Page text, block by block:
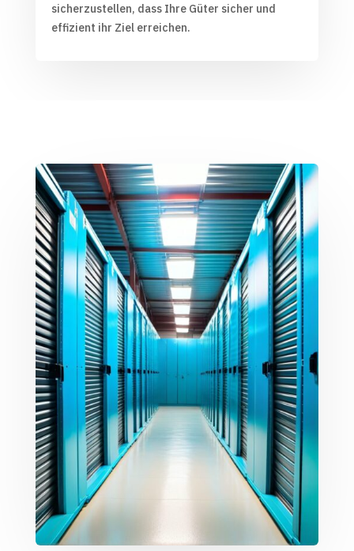
sicherzustellen, dass Ihre Güter sicher und
effizient ihr Ziel erreichen.